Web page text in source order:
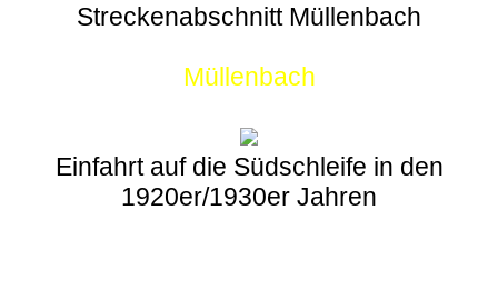
Streckenabschnitt Müllenbach
Müllenbach
Einfahrt auf die Südschleife in den
1920er/1930er Jahren